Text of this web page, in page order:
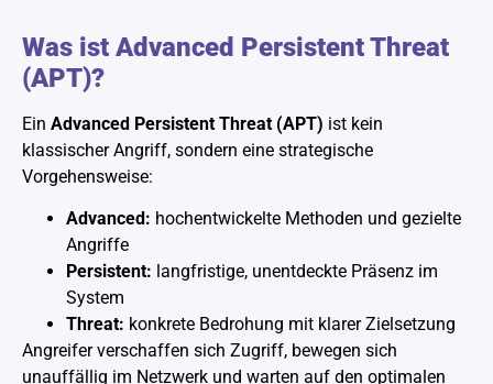
Was ist Advanced Persistent Threat
(APT)?
Ein Advanced Persistent Threat (APT) ist kein
klassischer Angriff, sondern eine strategische
Vorgehensweise:
Advanced: hochentwickelte Methoden und gezielte
Angriffe
Persistent: langfristige, unentdeckte Präsenz im
System
Threat: konkrete Bedrohung mit klarer Zielsetzung
Angreifer verschaffen sich Zugriff, bewegen sich
unauffällig im Netzwerk und warten auf den optimalen